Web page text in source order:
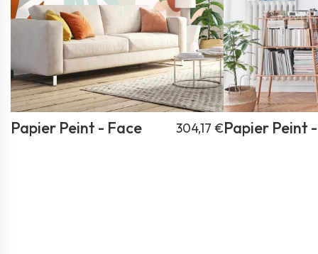
Papier Peint - Face 304,17 €Papier Peint